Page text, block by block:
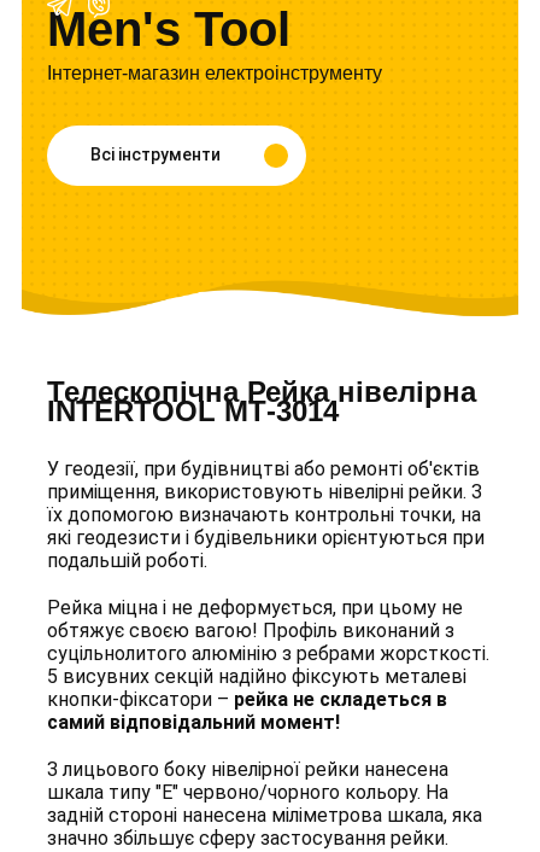
Men's Tool
Інтернет-магазин електроінструменту
Всі інструменти
Телескопічна Рейка нівелірна
INTERTOOL МТ-3014
У геодезії, при будівництві або ремонті об'єктів
приміщення, використовують нівелірні рейки. З
їх допомогою визначають контрольні точки, на
які геодезисти і будівельники орієнтуються при
подальшій роботі.
Рейка міцна і не деформується, при цьому не
обтяжує своєю вагою! Профіль виконаний з
суцільнолитого алюмінію з ребрами жорсткості.
5 висувних секцій надійно фіксують металеві
кнопки-фіксатори – рейка не складеться в
самий відповідальний момент!
З лицьового боку нівелірної рейки нанесена
шкала типу "Е" червоно/чорного кольору. На
задній стороні нанесена міліметрова шкала, яка
значно збільшує сферу застосування рейки.